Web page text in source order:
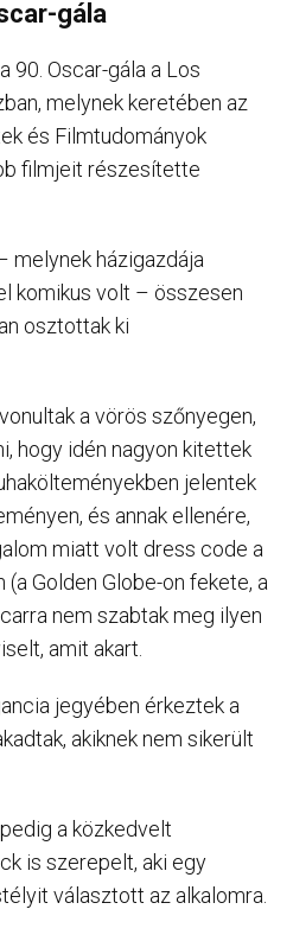
gála
90. Oscar-gála a Los
melynek keretében az
és Filmtudományok
filmjeit részesítette
melynek házigazdája
komikus volt – összesen
osztottak ki
a vörös szőnyegen,
hogy idén nagyon kitettek
jelentek
és annak ellenére,
miatt volt dress code a
(a Golden Globe-on fekete, a
nem szabtak meg ilyen
amit akart.
jegyében érkeztek a
akiknek nem sikerült
a közkedvelt
is szerepelt, aki egy
választott az alkalomra.